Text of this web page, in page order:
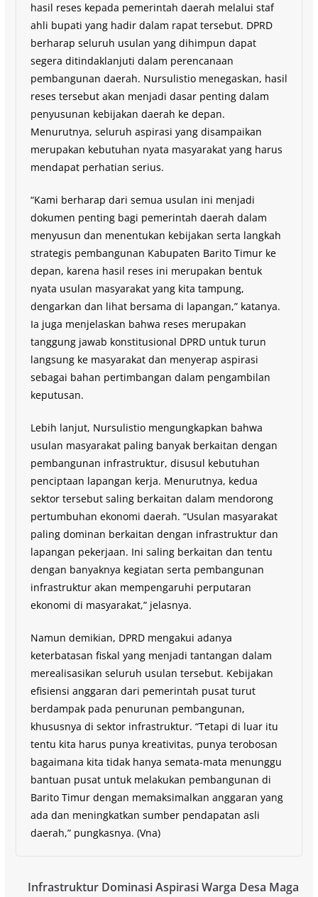
hasil reses kepada pemerintah daerah melalui staf
ahli bupati yang hadir dalam rapat tersebut. DPRD
berharap seluruh usulan yang dihimpun dapat
segera ditindaklanjuti dalam perencanaan
pembangunan daerah. Nursulistio menegaskan, hasil
reses tersebut akan menjadi dasar penting dalam
penyusunan kebijakan daerah ke depan.
Menurutnya, seluruh aspirasi yang disampaikan
merupakan kebutuhan nyata masyarakat yang harus
mendapat perhatian serius.
“Kami berharap dari semua usulan ini menjadi
dokumen penting bagi pemerintah daerah dalam
menyusun dan menentukan kebijakan serta langkah
strategis pembangunan Kabupaten Barito Timur ke
depan, karena hasil reses ini merupakan bentuk
nyata usulan masyarakat yang kita tampung,
dengarkan dan lihat bersama di lapangan,” katanya.
Ia juga menjelaskan bahwa reses merupakan
tanggung jawab konstitusional DPRD untuk turun
langsung ke masyarakat dan menyerap aspirasi
sebagai bahan pertimbangan dalam pengambilan
keputusan.
Lebih lanjut, Nursulistio mengungkapkan bahwa
usulan masyarakat paling banyak berkaitan dengan
pembangunan infrastruktur, disusul kebutuhan
penciptaan lapangan kerja. Menurutnya, kedua
sektor tersebut saling berkaitan dalam mendorong
pertumbuhan ekonomi daerah. “Usulan masyarakat
paling dominan berkaitan dengan infrastruktur dan
lapangan pekerjaan. Ini saling berkaitan dan tentu
dengan banyaknya kegiatan serta pembangunan
infrastruktur akan mempengaruhi perputaran
ekonomi di masyarakat,” jelasnya.
Namun demikian, DPRD mengakui adanya
keterbatasan fiskal yang menjadi tantangan dalam
merealisasikan seluruh usulan tersebut. Kebijakan
efisiensi anggaran dari pemerintah pusat turut
berdampak pada penurunan pembangunan,
khususnya di sektor infrastruktur. “Tetapi di luar itu
tentu kita harus punya kreativitas, punya terobosan
bagaimana kita tidak hanya semata-mata menunggu
bantuan pusat untuk melakukan pembangunan di
Barito Timur dengan memaksimalkan anggaran yang
ada dan meningkatkan sumber pendapatan asli
daerah,” pungkasnya. (Vna)
Infrastruktur Dominasi Aspirasi Warga Desa Maga